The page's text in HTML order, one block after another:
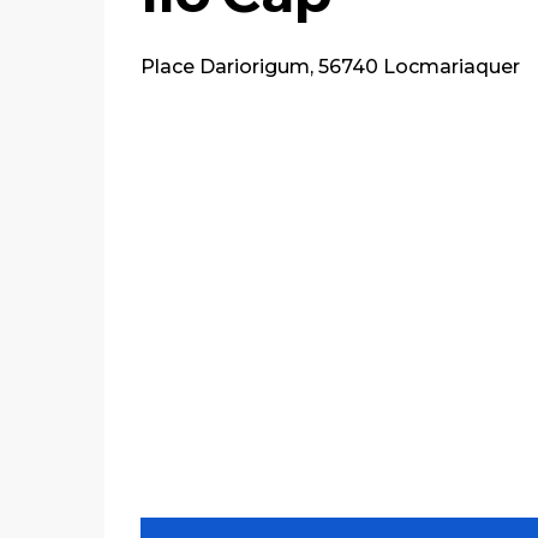
Place Dariorigum, 56740 Locmariaquer